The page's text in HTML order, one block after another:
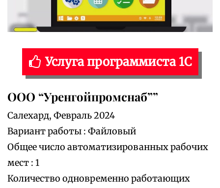
Услуга программиста 1С
ООО “Уренгойпромснаб””
Салехард, Февраль 2024
Вариант работы : Файловый
Общее число автоматизированных рабочих
мест : 1
Количество одновременно работающих